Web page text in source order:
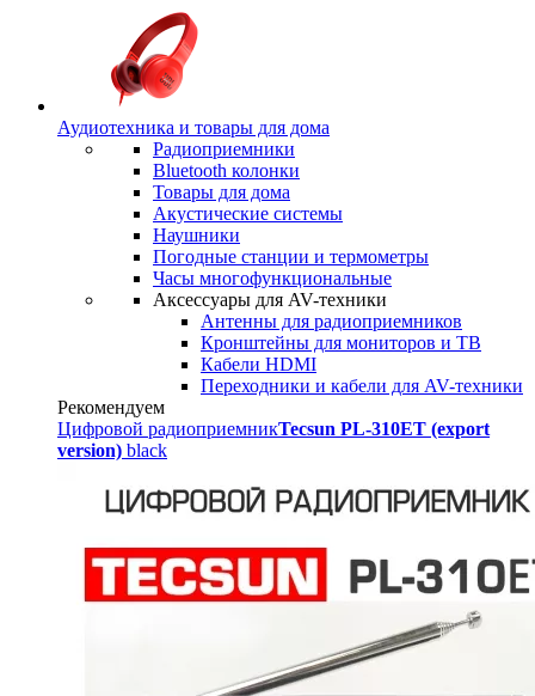
Аудиотехника и товары для дома
Радиоприемники
Bluetooth колонки
Товары для дома
Акустические системы
Наушники
Погодные станции и термометры
Часы многофункциональные
Аксессуары для AV-техники
Антенны для радиоприемников
Кронштейны для мониторов и ТВ
Кабели HDMI
Переходники и кабели для AV-техники
Рекомендуем
Цифровой радиоприемникTecsun PL-310ET (export
version) black